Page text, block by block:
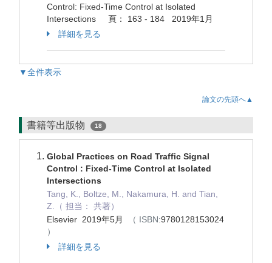
Control: Fixed-Time Control at Isolated
Intersections 頁： 163 - 184 2019年1月
詳細を見る
▼全件表示
論文の先頭へ▲
書籍等出版物 18
Global Practices on Road Traffic Signal
Control : Fixed-Time Control at Isolated
Intersections
Tang, K., Boltze, M., Nakamura, H. and Tian,
Z.（ 担当： 共著）
Elsevier 2019年5月
（ ISBN:9780128153024
）
詳細を見る